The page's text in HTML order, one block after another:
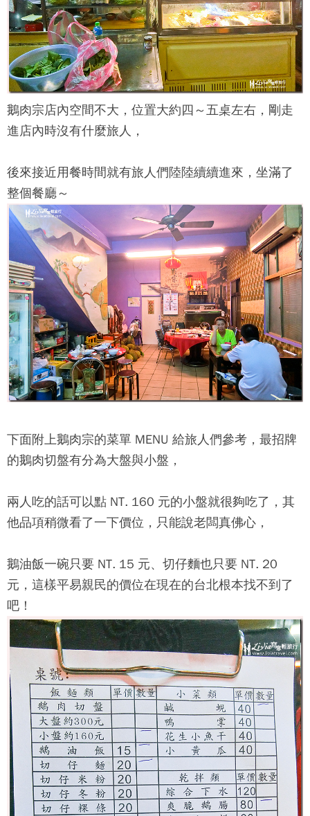
鵝肉宗店內空間不大，位置大約四～五桌左右，剛走
進店內時沒有什麼旅人，
後來接近用餐時間就有旅人們陸陸續續進來，坐滿了
整個餐廳～
下面附上鵝肉宗的菜單 MENU 給旅人們參考，最招牌
的鵝肉切盤有分為大盤與小盤，
兩人吃的話可以點 NT. 160 元的小盤就很夠吃了，其
他品項稍微看了一下價位，只能說老闆真佛心，
鵝油飯一碗只要 NT. 15 元、切仔麵也只要 NT. 20
元，這樣平易親民的價位在現在的台北根本找不到了
吧！